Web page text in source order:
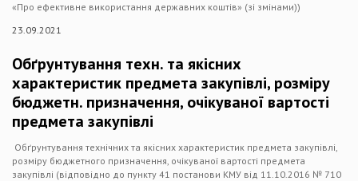
«Про ефективне використання державних коштів» (зі змінами))
23.09.2021
Обґрунтування техн. та якісних
характеристик предмета закупівлі, розміру
бюджетн. призначення, очікуваної вартості
предмета закупівлі
Обґрунтування технічних та якісних характеристик предмета закупівлі,
розміру бюджетного призначення, очікуваної вартості предмета
закупівлі (відповідно до пункту 41 постанови КМУ від 11.10.2016 № 710